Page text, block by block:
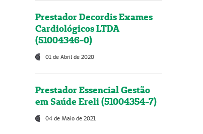
Prestador Decordis Exames
Cardiológicos LTDA
(51004346-0)
01 de Abril de 2020
Prestador Essencial Gestão
em Saúde Ereli (51004354-7)
04 de Maio de 2021